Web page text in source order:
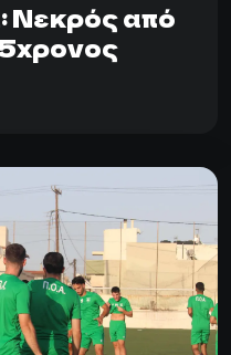
Νεκρός από